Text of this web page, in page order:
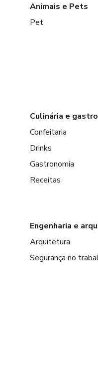
Animais e Pets
Pet
Culinária e
Confeitaria
Drinks
Gastronomia
Receitas
Engenharia e
Arquitetura
Segurança no